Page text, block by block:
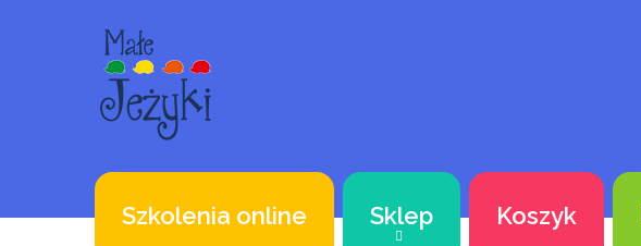
Szkolenia online Sklep Koszyk